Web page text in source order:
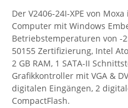
Fokus Technologies
Gefen
Gude
Guntermann & Drunck
High Sec Labs
Der V2406-24I-XPE von
Computer mit Windows
Betriebstemperaturen von -
50155 Zertifizierung, Intel
2 GB RAM, 1 SATA-II
Grafikkontroller mit VGA &
digitalen Eingängen, 2
CompactFlash.